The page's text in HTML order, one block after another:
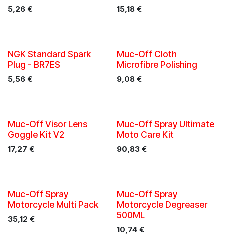
5,26 € 15,18€
NGK Standard Spark
Plug - BR7ES
5,56 €
Muc-Off Cloth
Microfibre Polishing
9,08€
Muc-Off Visor Lens
Goggle Kit V2
17,27 €
Muc-Off Spray Ultimate
Moto Care Kit
90,83€
Muc-Off Spray
Motorcycle Multi Pack
35,12 €
Muc-Off Spray
Motorcycle Degreaser
500ML
10,74€